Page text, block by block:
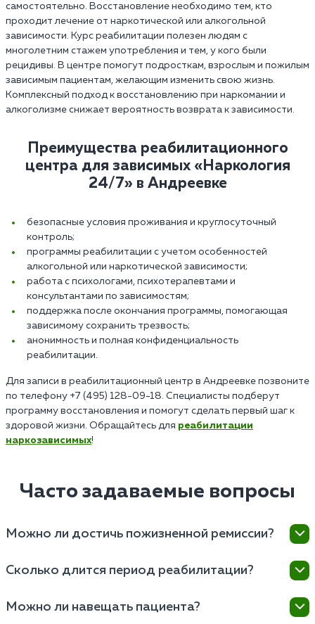
самостоятельно. Восстановление необходимо тем, кто
проходит лечение от наркотической или алкогольной
зависимости. Курс реабилитации полезен людям с
многолетним стажем употребления и тем, у кого были
рецидивы. В центре помогут подросткам, взрослым и пожилым
зависимым пациентам, желающим изменить свою жизнь.
Комплексный подход к восстановлению при наркомании и
алкоголизме снижает вероятность возврата к зависимости.
Преимущества реабилитационного
центра для зависимых «Наркология
24/7» в Андреевке‎
безопасные условия проживания и круглосуточный
контроль;
программы реабилитации с учетом особенностей
алкогольной или наркотической зависимости;
работа с психологами, психотерапевтами и
консультантами по зависимостям;
поддержка после окончания программы, помогающая
зависимому сохранить трезвость;
анонимность и полная конфиденциальность
реабилитации.
Для записи в реабилитационный центр в Андреевке позвоните
по телефону +7 (495) 128-09-18. Специалисты подберут
программу восстановления и помогут сделать первый шаг к
здоровой жизни. Обращайтесь для реабилитации
наркозависимых!
Часто задаваемые вопросы
Можно ли достичь пожизненной ремиссии?
множества факторов, включая индивидуальные
мотивацию к выздоровлению и соблюдение
Сколько длится период реабилитации?
нескольких недель до нескольких месяцев, в
Можно ли навещать пациента?